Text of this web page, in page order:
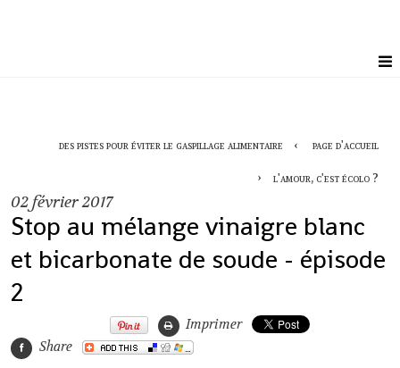
des pistes pour éviter le gaspillage alimentaire page d'accueil
l'amour, c'est écolo ?
02février 2017
Stop au mélange vinaigre blanc
et bicarbonate de soude - épisode
2
Imprimer
Share